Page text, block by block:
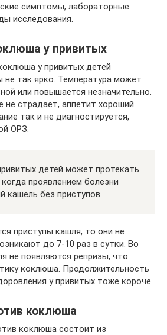
симптомы, лабораторные
исследования.
у привитых
у привитых детей
так ярко. Температура может
или повышается незначительно.
страдает, аппетит хороший.
так и не диагностируется,
ОРЗ.
детей может протекать
проявлением болезни
кашель без приступов.
приступы кашля, то они не
до 7-10 раз в сутки. Во
не появляются репризы, что
коклюша. Продолжительность
у привитых тоже короче.
коклюша
коклюша состоит из